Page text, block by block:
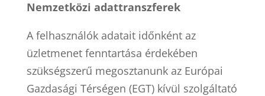
Nemzetközi adattranszferek
A felhasználók adatait időnként az
üzletmenet fenntartása érdekében
szükségszerű megosztanunk az Európai
Gazdasági Térségen (EGT) kívül szolgáltató